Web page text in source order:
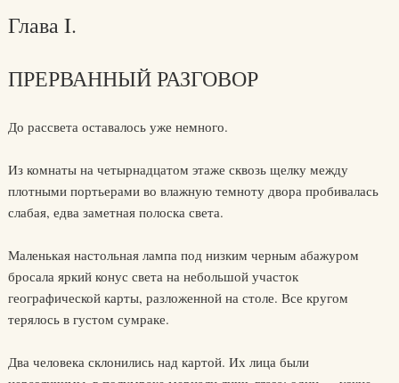
Глава I.
ПРЕРВАННЫЙ РАЗГОВОР
До рассвета оставалось уже немного.
Из комнаты на четырнадцатом этаже сквозь щелку между
плотными портьерами во влажную темноту двора пробивалась
слабая, едва заметная полоска света.
Маленькая настольная лампа под низким черным абажуром
бросала яркий конус света на небольшой участок
географической карты, разложенной на столе. Все кругом
терялось в густом сумраке.
Два человека склонились над картой. Их лица были